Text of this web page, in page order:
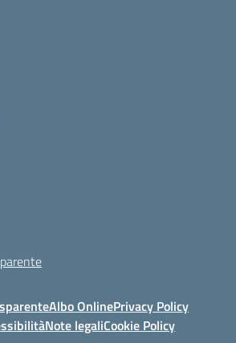
Albo OnlinePrivacy Policy
Note legaliCookie Policy